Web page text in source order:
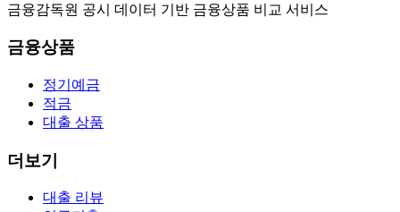
금융감독원 공시 데이터 기반 금융상품 비교 서비스
금융상품
정기예금
적금
대출 상품
더보기
대출 리뷰